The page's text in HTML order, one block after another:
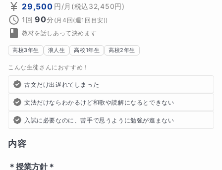
29,500 円/月 (税込32,450円)
1回 90分 (月4回(週1回目安))
教材を話しあって決めます
高校3年生 浪人生 高校1年生 高校2年生
こんな生徒さんにおすすめ！
古文だけ出遅れてしまった
文法だけならわかるけど和歌や読解になるとできない
入試に必要なのに、苦手で思うように勉強が進まない
内容
＊授業方針＊